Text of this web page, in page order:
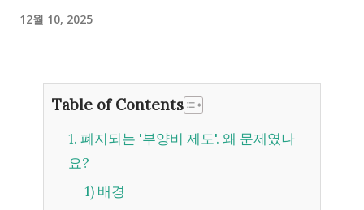
12월 10, 2025
Table of Contents
1. 폐지되는 '부양비 제도'. 왜 문제였나
요?
1) 배경